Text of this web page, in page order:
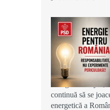
Marian Mina,
Giurgiu: Bolojan,
continuă să se
energetică a